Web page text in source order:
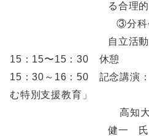
る合理
③分科
自立活
15：15〜15：30 休憩
15：30～16：50 記念講演
む特別支援教育」
高知
健一 氏